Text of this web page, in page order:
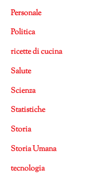
Personale
Politica
ricette di cucina
Salute
Scienza
Statistiche
Storia
Storia Umana
tecnologia